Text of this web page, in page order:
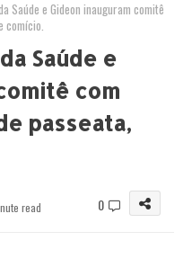
Saúde e Gideon inauguram comitê
comício.
Saúde e
com
passeata,
read 0